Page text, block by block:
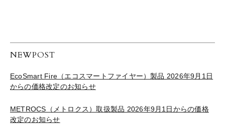
NEWPOST
EcoSmart Fire（エコスマートファイヤー）製品 2026年9月1日
からの価格改定のお知らせ
METROCS（メトロクス）取扱製品 2026年9月1日からの価格
改定のお知らせ